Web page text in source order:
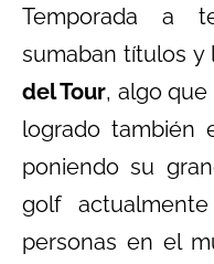
Temporada a
sumaban títulos y
del Tour, algo que
logrado también
poniendo su
golf
personas en el